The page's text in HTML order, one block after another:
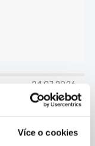
Více o cookies
24.07.2026
týmu